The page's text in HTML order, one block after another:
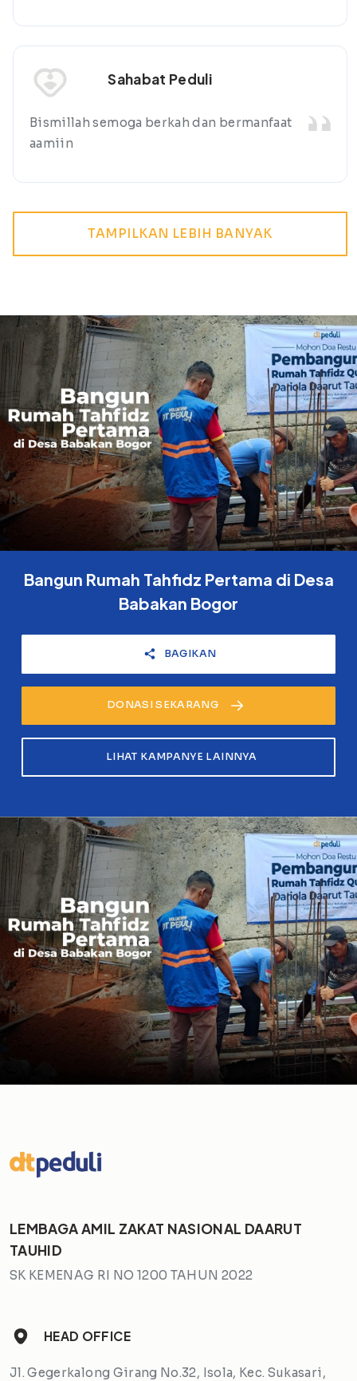
Sahabat Peduli
Bismillah semoga berkah dan bermanfaat
aamiin
TAMPILKAN LEBIH BANYAK
Bangun Rumah Tahfidz Pertama di Desa
Babakan Bogor
BAGIKAN
DONASI SEKARANG
LIHAT KAMPANYE LAINNYA
LEMBAGA AMIL ZAKAT NASIONAL DAARUT
TAUHID
SK KEMENAG RI NO 1200 TAHUN 2022
HEAD OFFICE
Jl. Gegerkalong Girang No.32, Isola, Kec. Sukasari,